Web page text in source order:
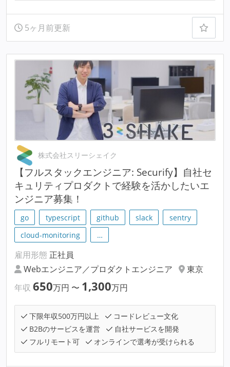
5ヶ月前更新
株式会社スリーシェイク
【フルスタックエンジニア: Securify】自社セ
キュリティプロダクトで経験を活かしたいエ
ンジニア募集！
go typescript github slack
sentry
cloud-monitoring
…
雇用形態 正社員
Webエンジニア／プロダクトエンジニア
東京
年収 650万円 〜 1,300万円
下限年収500万円以上
コードレビュー文化
B2Bのサービスを運営
自社サービスを開発
フルリモート可
オンラインで選考が受けられる